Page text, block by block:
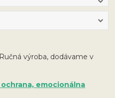
výroba, dodávame v
emocionálna